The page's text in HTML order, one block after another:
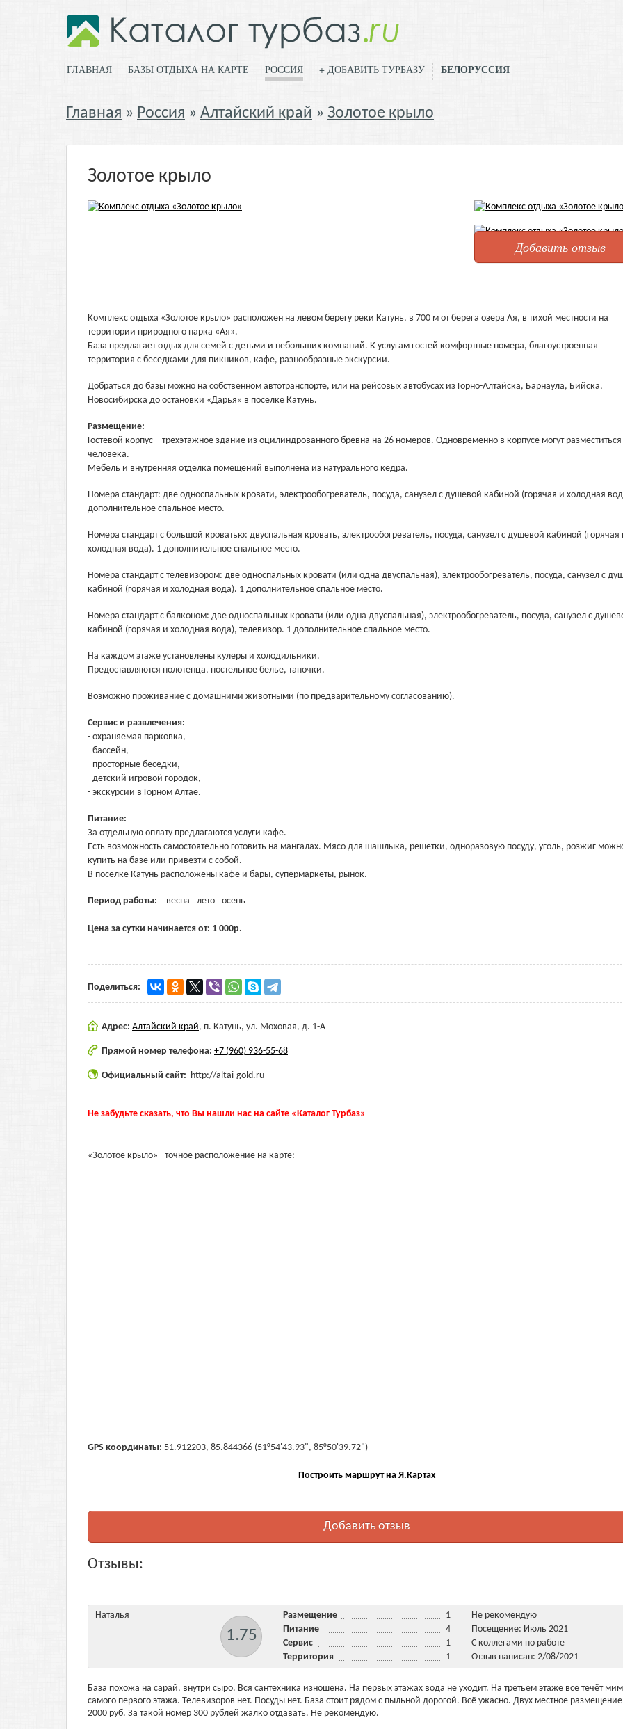
ГЛАВНАЯ БАЗЫ ОТДЫХА НА КАРТЕ РОССИЯ + ДОБАВИТЬ ТУРБАЗУ БЕЛОРУССИЯ
Главная Россия Алтайский край Золотое крыло
Золотое крыло
Добавить отзыв
Комплекс отдыха «Золотое крыло» расположен на левом берегу реки Катунь, в 700 м от берега озера Ая, в тихой местности на
территории природного парка «Ая».
База предлагает отдых для семей с детьми и небольших компаний. К услугам гостей комфортные номера, благоустроенная
территория с беседками для пикников, кафе, разнообразные экскурсии.
Добраться до базы можно на собственном автотранспорте, или на рейсовых автобусах из Горно-Алтайска, Барнаула, Бийска,
Новосибирска до остановки «Дарья» в поселке Катунь.
Размещение:
Гостевой корпус – трехэтажное здание из оцилиндрованного бревна на 26 номеров. Одновременно в корпусе могут
человека.
Мебель и внутренняя отделка помещений выполнена из натурального кедра.
Номера стандарт: две односпальных кровати, электрообогреватель, посуда, санузел с душевой кабиной (горячая и холодная
дополнительное спальное место.
Номера стандарт с большой кроватью: двуспальная кровать, электрообогреватель, посуда, санузел с душевой кабиной (горячая
холодная вода). 1 дополнительное спальное место.
Номера стандарт с телевизором: две односпальных кровати (или одна двуспальная), электрообогреватель, посуда, санузел с
кабиной (горячая и холодная вода). 1 дополнительное спальное место.
Номера стандарт с балконом: две односпальных кровати (или одна двуспальная), электрообогреватель, посуда, санузел с
кабиной (горячая и холодная вода), телевизор. 1 дополнительное спальное место.
На каждом этаже установлены кулеры и холодильники.
Предоставляются полотенца, постельное белье, тапочки.
Возможно проживание с домашними животными (по предварительному согласованию).
Сервис и развлечения:
- охраняемая парковка,
- бассейн,
- просторные беседки,
- детский игровой городок,
- экскурсии в Горном Алтае.
Питание:
За отдельную оплату предлагаются услуги кафе.
Есть возможность самостоятельно готовить на мангалах. Мясо для шашлыка, решетки, одноразовую посуду, уголь, розжиг
купить на базе или привезти с собой.
В поселке Катунь расположены кафе и бары, супермаркеты, рынок.
Период работы: весна лето осень
Цена за сутки начинается от: 1 000р.
Поделиться:
Адрес: Алтайский край, п. Катунь, ул. Моховая, д. 1-А
Прямой номер телефона: +7 (960) 936-55-68
Официальный сайт: http://altai-gold.ru
Не забудьте сказать, что Вы нашли нас на сайте «Каталог Турбаз»
«Золотое крыло» - точное расположение на карте:
GPS координаты: 51.912203, 85.844366 (51°54'43.93", 85°50'39.72")
Построить маршрут на Я.Картах
Добавить отзыв
Отзывы:
Наталья
1.75
Размещение
1
Питание
4
Сервис
1
Территория
1
Не рекомендую
Посещение: Июль 2021
С коллегами по работе
Отзыв написан: 2/08/2021
База похожа на сарай, внутри сыро. Вся сантехника изношена. На первых этажах вода не уходит. На третьем этаже все течёт
самого первого этажа. Телевизоров нет. Посуды нет. База стоит рядом с пыльной дорогой. Всё ужасно. Двух местное размещение
2000 руб. За такой номер 300 рублей жалко отдавать. Не рекомендую.